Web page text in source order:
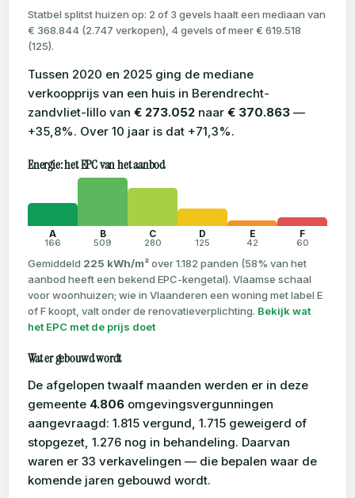
Statbel splitst huizen op: 2 of 3 gevels haalt een mediaan van
€ 368.844 (2.747 verkopen), 4 gevels of meer € 619.518
(125).
Tussen 2020 en 2025 ging de mediane
verkoopprijs van een huis in Berendrecht-
zandvliet-lillo van € 273.052 naar € 370.863 —
+35,8%. Over 10 jaar is dat +71,3%.
Energie: het EPC van het aanbod
A
166
B
509
C
280
D
125
E
42
F
60
Gemiddeld 225 kWh/m²over 1.182 panden (58% van het
aanbod heeft een bekend EPC-kengetal). Vlaamse schaal
voor woonhuizen; wie in Vlaanderen een woning met label E
of F koopt, valt onder de renovatieverplichting. Bekijk wat
het EPC met de prijs doet
Wat er gebouwd wordt
De afgelopen twaalf maanden werden er in deze
gemeente 4.806 omgevingsvergunningen
aangevraagd: 1.815 vergund, 1.715 geweigerd of
stopgezet, 1.276 nog in behandeling. Daarvan
waren er 33 verkavelingen — die bepalen waar de
komende jaren gebouwd wordt.